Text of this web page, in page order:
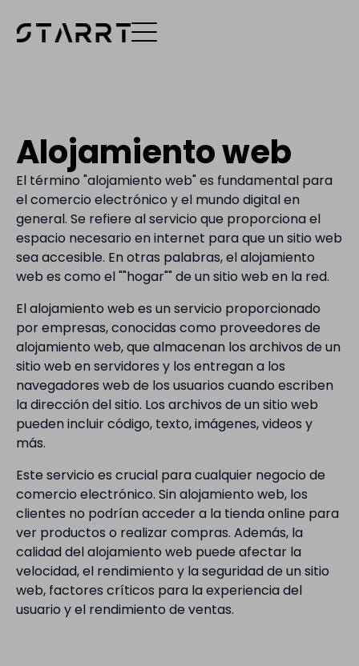
Alojamiento web
El término "alojamiento web" es fundamental para
el comercio electrónico y el mundo digital en
general. Se refiere al servicio que proporciona el
espacio necesario en internet para que un sitio web
sea accesible. En otras palabras, el alojamiento
web es como el ""hogar"" de un sitio web en la red.
El alojamiento web es un servicio proporcionado
por empresas, conocidas como proveedores de
alojamiento web, que almacenan los archivos de un
sitio web en servidores y los entregan a los
navegadores web de los usuarios cuando escriben
la dirección del sitio. Los archivos de un sitio web
pueden incluir código, texto, imágenes, videos y
más.
Este servicio es crucial para cualquier negocio de
comercio electrónico. Sin alojamiento web, los
clientes no podrían acceder a la tienda online para
ver productos o realizar compras. Además, la
calidad del alojamiento web puede afectar la
velocidad, el rendimiento y la seguridad de un sitio
web, factores críticos para la experiencia del
usuario y el rendimiento de ventas.